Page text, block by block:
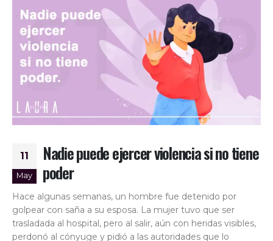
11
May
Nadie puede ejercer violencia si no tiene
poder
Hace algunas semanas, un hombre fue detenido por
golpear con saña a su esposa. La mujer tuvo que ser
trasladada al hospital, pero al salir, aún con heridas visibles,
perdonó al cónyuge y pidió a las autoridades que lo